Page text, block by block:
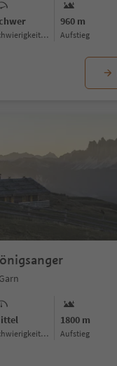
960 m
Aufstieg
1800 m
Aufstieg